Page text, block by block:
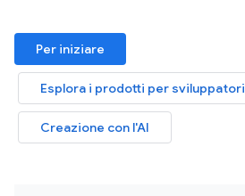
Per iniziare
Esplora i prodotti per sviluppatori
Creazione con l'AI